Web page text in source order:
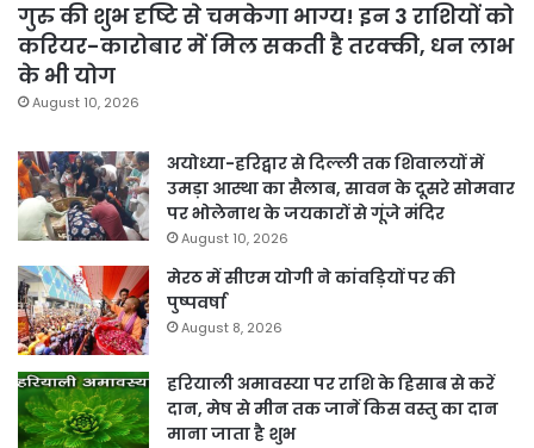
गुरु की शुभ दृष्टि से चमकेगा भाग्य! इन 3 राशियों को
करियर-कारोबार में मिल सकती है तरक्की, धन लाभ
के भी योग
August 10, 2026
अयोध्या-हरिद्वार से दिल्ली तक शिवालयों में
उमड़ा आस्था का सैलाब, सावन के दूसरे सोमवार
पर भोलेनाथ के जयकारों से गूंजे मंदिर
August 10, 2026
मेरठ में सीएम योगी ने कांवड़ियों पर की
पुष्पवर्षा
August 8, 2026
हरियाली अमावस्या पर राशि के हिसाब से करें
दान, मेष से मीन तक जानें किस वस्तु का दान
माना जाता है शुभ